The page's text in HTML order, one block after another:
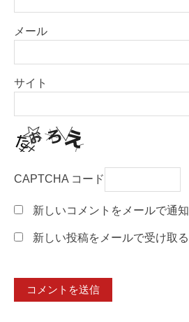
メール
サイト
CAPTCHA コード
新しいコメントをメールで通知
新しい投稿をメールで受け取る